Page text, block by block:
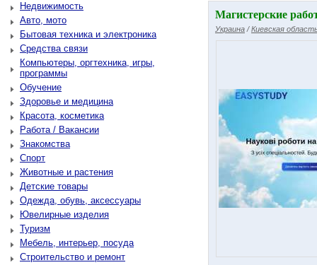
Недвижимость
Авто, мото
Бытовая техника и электроника
Средства связи
Компьютеры, оргтехника, игры,
программы
Обучение
Здоровье и медицина
Красота, косметика
Работа / Вакансии
Знакомства
Спорт
Животные и растения
Детские товары
Одежда, обувь, аксессуары
Ювелирные изделия
Туризм
Мебель, интерьер, посуда
Строительство и ремонт
Магистерские
Украина /Киевская